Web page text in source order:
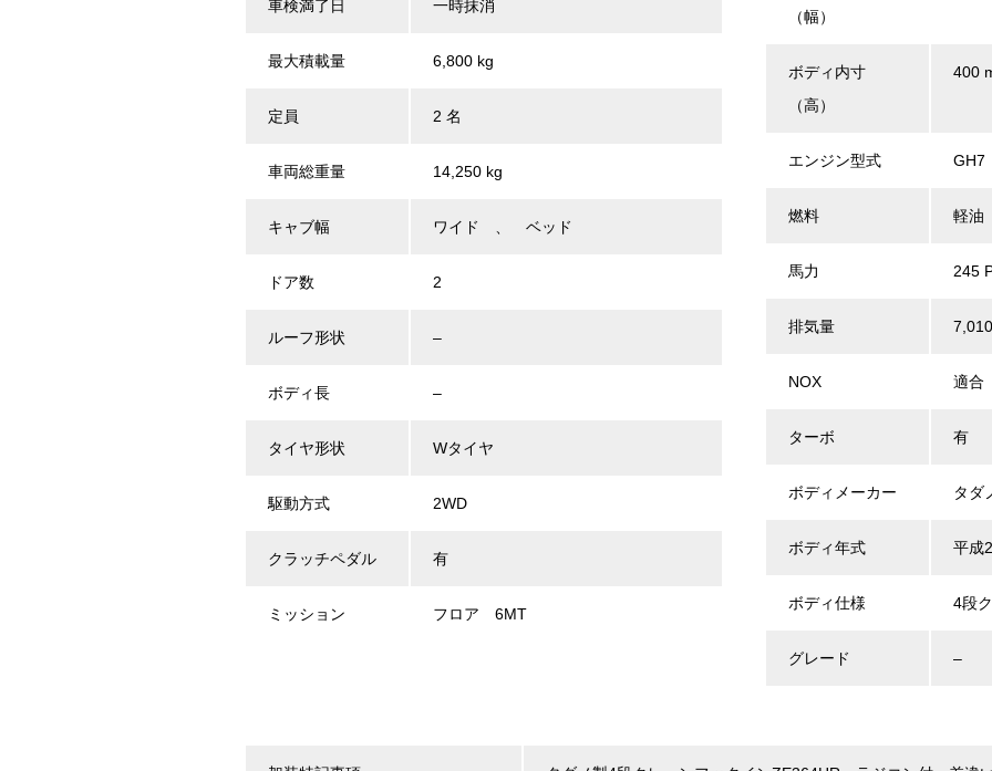
車検満了日 一時抹消
最大積載量 6,800 kg
定員 2 名
車両総重量 14,250 kg
キャブ幅 ワイド 、 ベッド
ドア数 2
ルーフ形状 –
ボディ長 –
タイヤ形状 Wタイヤ
駆動方式 2WD
クラッチペダル 有
ミッション フロア 6MT
（幅）
ボディ内寸
（高）
400
エンジン型式 GH7
燃料 軽油
馬力 245
排気量
NOX 適合
ターボ 有
ボディメーカー タダ
ボディ年式 平成
ボディ仕様 4段
グレード –